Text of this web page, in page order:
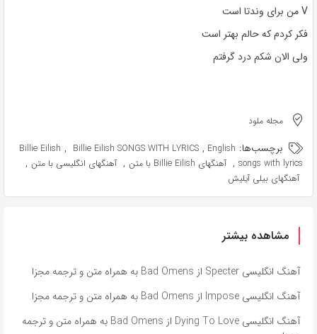
V من برای وندتا است
فکر کردم که حالم بهتر است
ولی الان شکم درد گرفتم
مجله ملود
برچسب‌ها: Billie Eilish , Billie Eilish SONGS WITH LYRICS , English
songs with lyrics
, آهنگهای Billie Eilish با متن , آهنگهای انگلیسی با متن ,
آهنگهای بیلی آیلیش
مشاهده بیشتر
آهنگ انگلیسی Specter از Bad Omens به همراه متن و ترجمه مجزا
آهنگ انگلیسی Impose از Bad Omens به همراه متن و ترجمه مجزا
آهنگ انگلیسی Dying To Love از Bad Omens به همراه متن و ترجمه